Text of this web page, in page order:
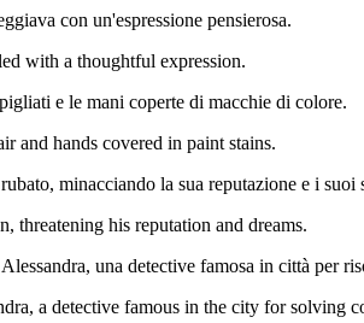
con un'espressione pensierosa.
with a thoughtful expression.
e le mani coperte di macchie di colore.
and hands covered in paint stains.
minacciando la sua reputazione e i suoi
threatening his reputation and dreams.
una detective famosa in città per
a detective famous in the city for solving